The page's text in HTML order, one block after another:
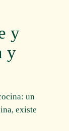
y
y
un
existe